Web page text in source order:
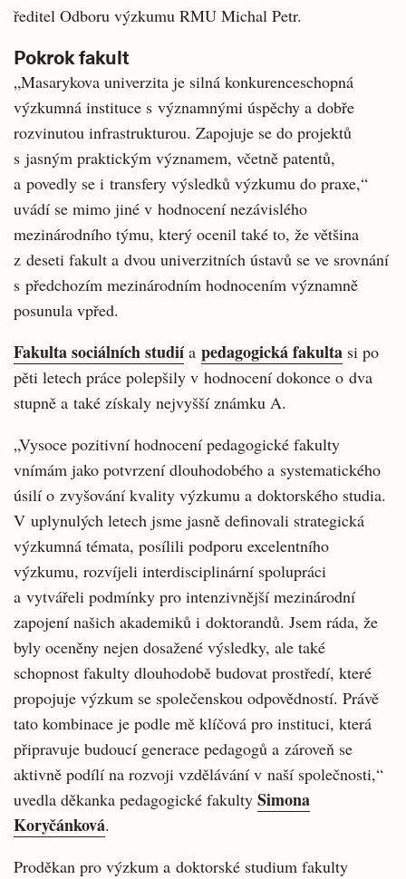
ředitel Odboru výzkumu RMU Michal Petr.
Pokrok fakult
„Masarykova univerzita je silná konkurenceschopná
výzkumná instituce s významnými úspěchy a dobře
rozvinutou infrastrukturou. Zapojuje se do projektů
s jasným praktickým významem, včetně patentů,
a povedly se i transfery výsledků výzkumu do praxe,“
uvádí se mimo jiné v hodnocení nezávislého
mezinárodního týmu, který ocenil také to, že většina
z deseti fakult a dvou univerzitních ústavů se ve srovnání
s předchozím mezinárodním hodnocením významně
posunula vpřed.
Fakulta sociálních studiía pedagogická fakulta si po
pěti letech práce polepšily v hodnocení dokonce o dva
stupně a také získaly nejvyšší známku A.
„Vysoce pozitivní hodnocení pedagogické fakulty
vnímám jako potvrzení dlouhodobého a systematického
úsilí o zvyšování kvality výzkumu a doktorského studia.
V uplynulých letech jsme jasně definovali strategická
výzkumná témata, posílili podporu excelentního
výzkumu, rozvíjeli interdisciplinární spolupráci
a vytvářeli podmínky pro intenzivnější mezinárodní
zapojení našich akademiků i doktorandů. Jsem ráda, že
byly oceněny nejen dosažené výsledky, ale také
schopnost fakulty dlouhodobě budovat prostředí, které
propojuje výzkum se společenskou odpovědností. Právě
tato kombinace je podle mě klíčová pro instituci, která
připravuje budoucí generace pedagogů a zároveň se
aktivně podílí na rozvoji vzdělávání v naší společnosti,“
uvedla děkanka pedagogické fakulty Simona
Koryčánková.
Proděkan pro výzkum a doktorské studium fakulty